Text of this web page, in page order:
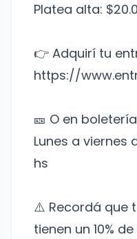
Platea alta:
👉 Adquirí tu
https://
🎫 O en
Lunes a viernes
hs
⚠️ Recordá que
tienen un 10%